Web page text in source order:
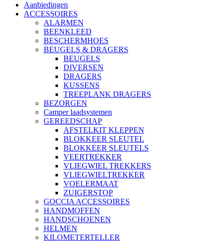
Aanbiedingen
ACCESSOIRES
ALARMEN
BEENKLEED
BESCHERMHOES
BEUGELS & DRAGERS
BEUGELS
DIVERSEN
DRAGERS
KUSSENS
TREEPLANK DRAGERS
BEZORGEN
Camper laadsystemen
GEREEDSCHAP
AFSTELKIT KLEPPEN
BLOKKEER SLEUTEL
BLOKKEER SLEUTELS
VEERTREKKER
VLIEGWIEL TREKKERS
VLIEGWIELTREKKER
VOELERMAAT
ZUIGERSTOP
GOCCIA ACCESSOIRES
HANDMOFFEN
HANDSCHOENEN
HELMEN
KILOMETERTELLER